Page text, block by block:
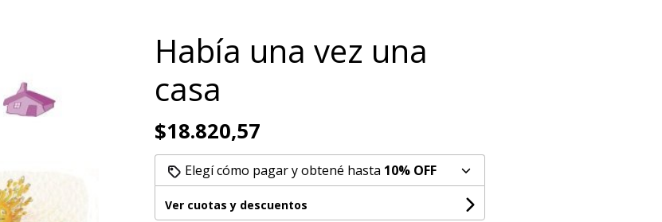
Había una vez una
casa
$18.820,57
Elegí cómo pagar y obtené hasta 10% OFF
Ver cuotas y descuentos